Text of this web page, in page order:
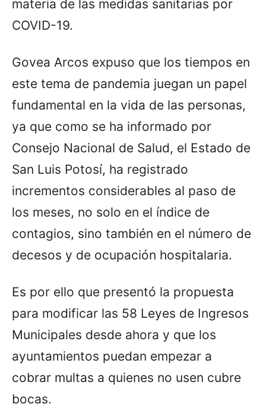
materia de las medidas sanitarias por
COVID-19.
Govea Arcos expuso que los tiempos en
este tema de pandemia juegan un papel
fundamental en la vida de las personas,
ya que como se ha informado por
Consejo Nacional de Salud, el Estado de
San Luis Potosí, ha registrado
incrementos considerables al paso de
los meses, no solo en el índice de
contagios, sino también en el número de
decesos y de ocupación hospitalaria.
Es por ello que presentó la propuesta
para modificar las 58 Leyes de Ingresos
Municipales desde ahora y que los
ayuntamientos puedan empezar a
cobrar multas a quienes no usen cubre
bocas.